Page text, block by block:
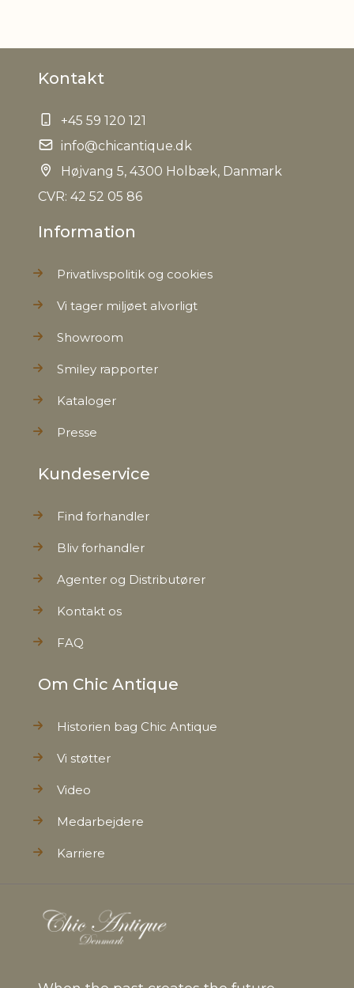
Batteri
EAN
Tariffnumber 6702100000
Kontakt
+45 59 120 121
info@chicantique.dk
Højvang 5, 4300 Holbæk, Danmark
CVR: 42 52 05 86
Information
Privatlivspolitik og cookies
Vi tager miljøet alvorligt
Showroom
Smiley rapporter
Kataloger
Presse
Kundeservice
Find forhandler
Bliv forhandler
Agenter og Distributører
Kontakt os
FAQ
Om Chic Antique
Historien bag Chic Antique
Vi støtter
Video
Medarbejdere
Karriere